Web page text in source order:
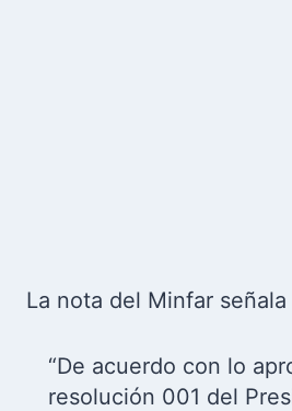
La nota del Minfar
“De acuerdo con lo
resolución 001 del